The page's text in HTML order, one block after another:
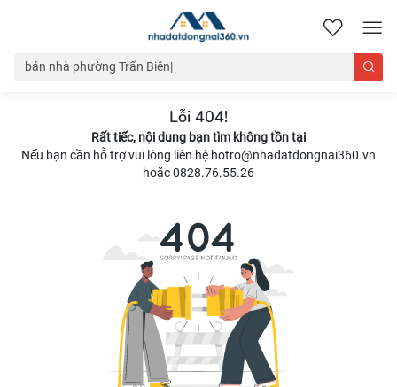
nhadatdongnai360.vn
Lỗi 404!
Rất tiếc, nội dung bạn tìm không tồn tại
Nếu bạn cần hỗ trợ vui lòng liên hệ hotro@nhadatdongnai360.vn
hoặc 0828.76.55.26